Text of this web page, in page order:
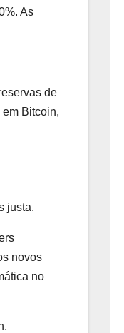
As
de
Bitcoin,
justa.
novos
no